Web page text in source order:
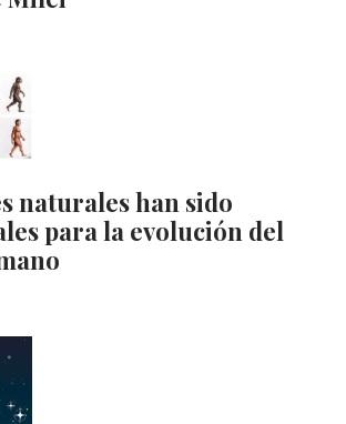
naturales han sido
para la evolución del